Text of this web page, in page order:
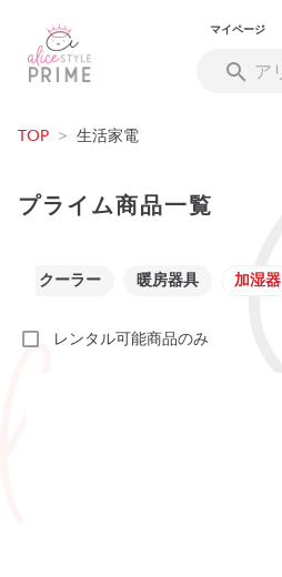
マイページ
TOP > 生活家電
プライム商品一覧
クーラー 暖房器具 加湿器
レンタル可能商品のみ